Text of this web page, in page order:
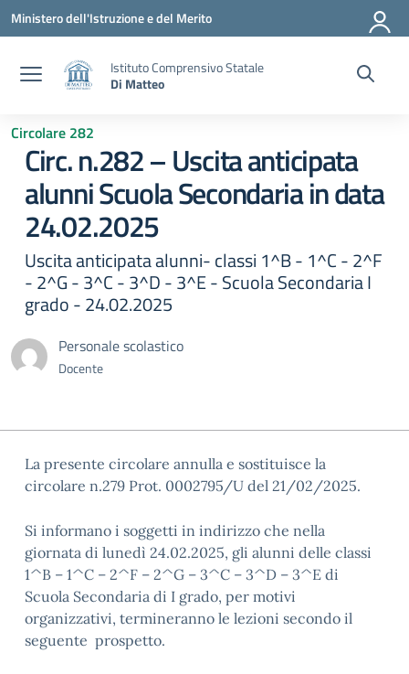
Vai ai contenuti
Vai al menu di navigazione
Vai al footer
Ministero dell'Istruzione e del Merito
Istituto Comprensivo Statale
Di Matteo
Circolare 282
Circ. n.282 – Uscita anticipata
alunni Scuola Secondaria in data
24.02.2025
Uscita anticipata alunni- classi 1^B - 1^C - 2^F
- 2^G - 3^C - 3^D - 3^E - Scuola Secondaria I
grado - 24.02.2025
Personale scolastico
Docente
La presente circolare annulla e sostituisce la
circolare n.279 Prot. 0002795/U del 21/02/2025.
Si informano i soggetti in indirizzo che nella
giornata di lunedì 24.02.2025, gli alunni delle classi
1^B – 1^C – 2^F – 2^G – 3^C – 3^D – 3^E di
Scuola Secondaria di I grado, per motivi
organizzativi, termineranno le lezioni secondo il
seguente prospetto.